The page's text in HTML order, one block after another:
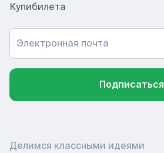
Купибилета
Электронная почта
Подписаться
Делимся классными идеями